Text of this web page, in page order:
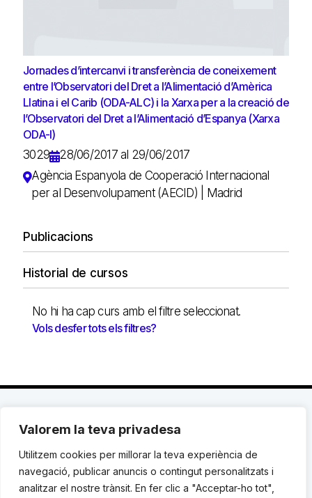
Valorem la teva privadesa
Utilitzem cookies per millorar la teva experiència de
navegació, publicar anuncis o contingut personalitzats i
analitzar el nostre trànsit. En fer clic a "Acceptar-ho tot",
Jornades d’intercanvi i transferència de coneixement
entre l’Observatori del Dret a l’Alimentació d’Amèrica
Llatina i el Carib (ODA-ALC) i la Xarxa per a la creació de
l’Observatori del Dret a l’Alimentació d’Espanya (Xarxa
ODA-I)
3029
28/06/2017 al 29/06/2017
Agència Espanyola de Cooperació Internacional
per al Desenvolupament (AECID) | Madrid
Publicacions
Historial de cursos
No hi ha cap curs amb el filtre seleccionat.
Vols desfer tots els filtres?
C. Avinyó 44, 2n | 08002 Barcelona |
119 03 72|institut@idhc.org
© Institut de Drets Humans de Catalunya.